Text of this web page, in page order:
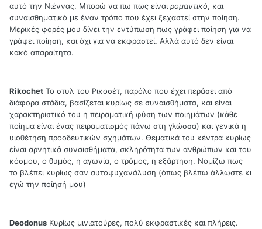
αυτό την Νιέννας. Μπορώ να πω πως είναιρομαντικό, και
συναισθηματικό με έναν τρόπο που έχει ξεχαστεί στην ποίηση.
Μερικές φορές μου δίνει την εντύπωση πως γράφει ποίηση για να
γράψει ποίηση, και όχι για να εκφραστεί. Αλλά αυτό δεν είναι
κακό απαραίτητα.
Rikochet Το στυλ του Ρικοσέτ, παρόλο που έχει περάσει από
διάφορα στάδια, βασίζεται κυρίως σε συναισθήματα, και είναι
χαρακτηριστικό του η πειραματική φύση των ποιημάτων (κάθε
ποίημα είναι ένας πειραματισμός πάνω στη γλώσσα) και γενικά η
υιοθέτηση προοδευτικών σχημάτων. Θεματικά του κέντρα κυρίως
είναι αρνητικά συναισθήματα, σκληρότητα των ανθρώπων και του
κόσμου, ο θυμός, η αγωνία, ο τρόμος, η εξάρτηση. Νομίζω πως
το βλέπει κυρίως σαν αυτοψυχανάλυση (όπως βλέπω άλλωστε κι
εγώ την ποίησή μου)
Deodonus Κυρίως μινιατούρες, πολύ εκφραστικές και πλήρεις.